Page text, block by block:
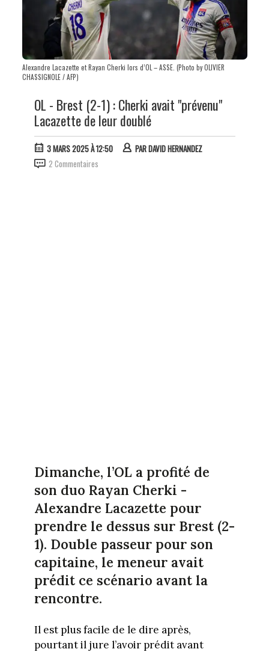
Alexandre Lacazette et Rayan Cherki lors d’OL – ASSE. (Photo by OLIVIER
CHASSIGNOLE / AFP)
OL - Brest (2-1) : Cherki avait "prévenu"
Lacazette de leur doublé
3 MARS 2025 À 12:50 PARDAVID HERNANDEZ
2 Commentaires
Dimanche, l’OL a profité de
son duo Rayan Cherki -
Alexandre Lacazette pour
prendre le dessus sur Brest (2-
1). Double passeur pour son
capitaine, le meneur avait
prédit ce scénario avant la
rencontre.
Il est plus facile de le dire après,
pourtant il jure l’avoir prédit avant